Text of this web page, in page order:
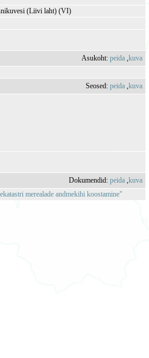
(Liivi laht) (VI)
Asukoht:peida ,kuva
Seosed:peida ,kuva
Dokumendid:peida ,kuva
merealade andmekihi koostamine"